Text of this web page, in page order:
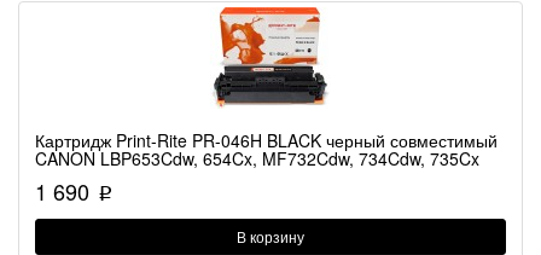
Картридж Print-Rite PR-046H BLACK черный совместимый
CANON LBP653Cdw, 654Cx, MF732Cdw, 734Cdw, 735Cx
1 690 p
В корзину